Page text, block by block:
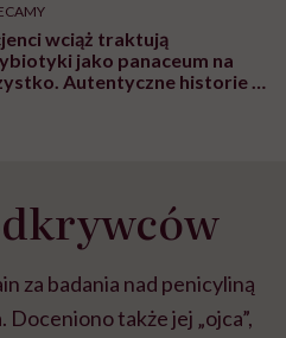
wciąż traktują
jako panaceum na
Autentyczne historie z
za badania nad penicyliną
także jej „ojca”,